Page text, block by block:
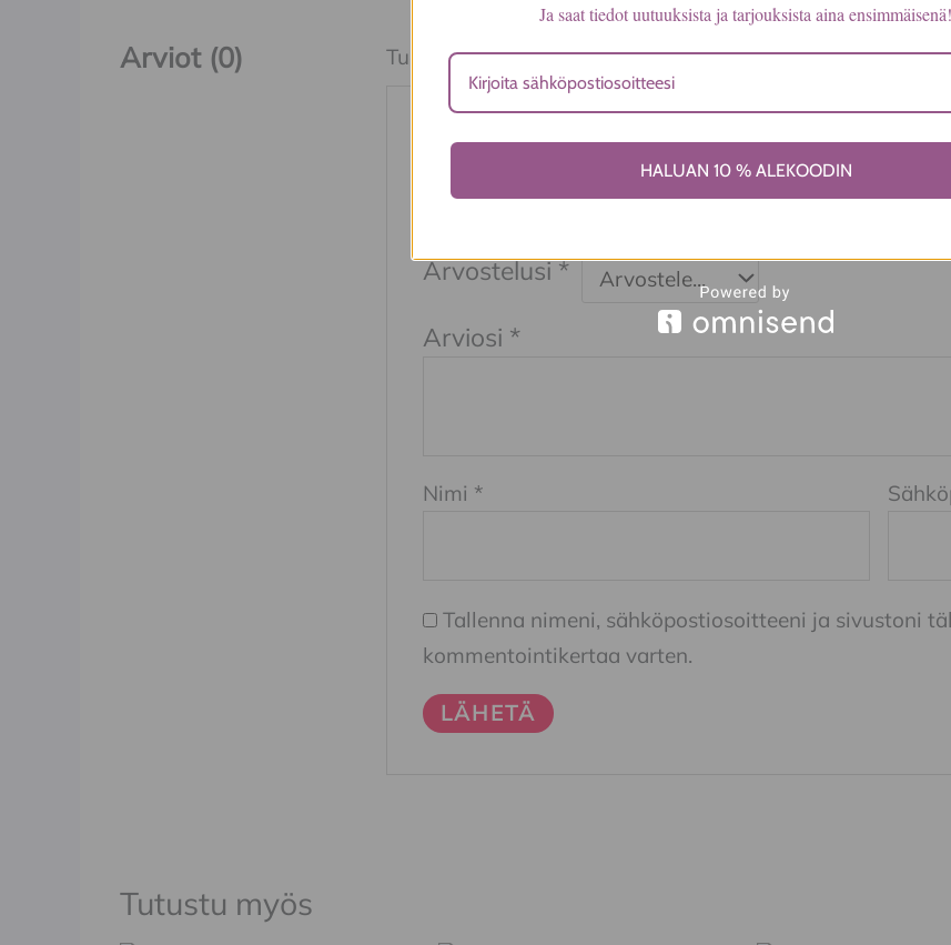
Arviot (0) Tuotearvioita ei vielä ole.
Kirjoita ensimmäinen arvio tuotteelle
Arvostelusi*
Arviosi *
Nimi *
Tallenna nimeni, sähköpostiosoitteeni ja sivustoni
kommentointikertaa varten.
Tutustu myös
Ja saat tiedot uutuuksista ja tarjouksista aina ensimmäisenä!
HALUAN 10 % ALEKOODIN